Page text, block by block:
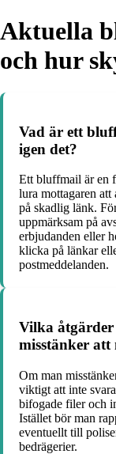
Aktuella
och hur
Vad är ett
igen det?
Ett bluffmail är en
lura mottagaren
på skadlig länk.
uppmärksam på
erbjudanden eller
klicka på länkar
postmeddelanden.
Vilka
misstänker
Om man
viktigt att inte
bifogade filer och
Istället bör man
eventuellt till
bedrägerier.